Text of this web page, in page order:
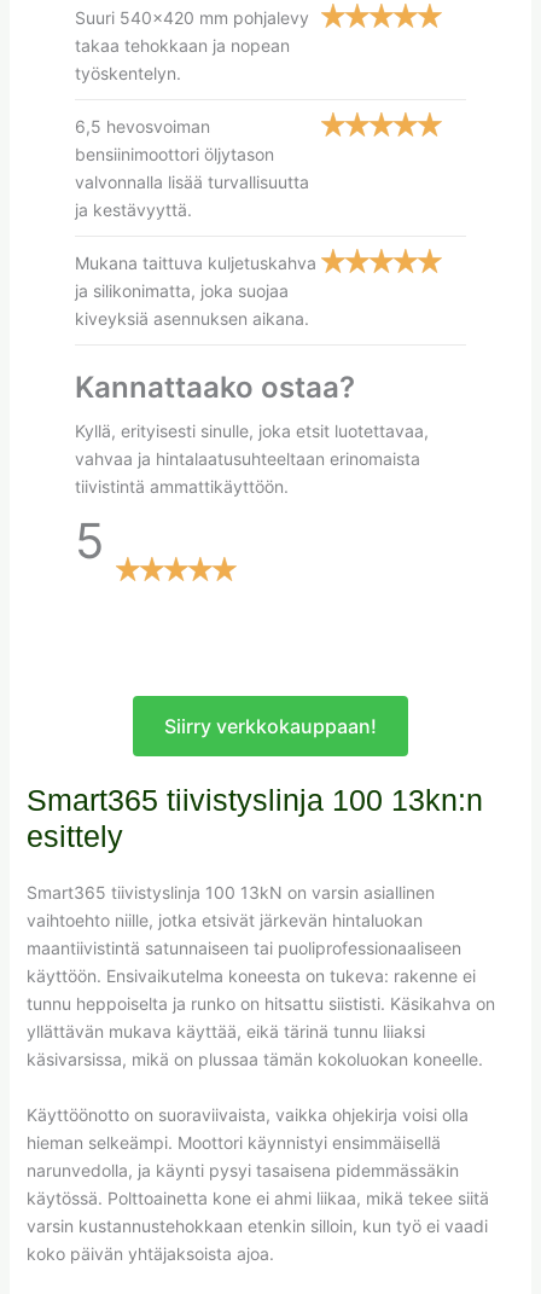
Suuri 540×420 mm pohjalevy
takaa tehokkaan ja nopean
työskentelyn.
6,5 hevosvoiman
bensiinimoottori öljytason
valvonnalla lisää turvallisuutta
ja kestävyyttä.
Mukana taittuva kuljetuskahva
ja silikonimatta, joka suojaa
kiveyksiä asennuksen aikana.
Kannattaako ostaa?
Kyllä, erityisesti sinulle, joka etsit luotettavaa,
vahvaa ja hintalaatusuhteeltaan erinomaista
tiivistintä ammattikäyttöön.
5
Siirry verkkokauppaan!
Smart365 tiivistyslinja 100 13kn:n
esittely
Smart365 tiivistyslinja 100 13kN on varsin asiallinen
vaihtoehto niille, jotka etsivät järkevän hintaluokan
maantiivistintä satunnaiseen tai puoliprofessionaaliseen
käyttöön. Ensivaikutelma koneesta on tukeva: rakenne ei
tunnu heppoiselta ja runko on hitsattu siististi. Käsikahva on
yllättävän mukava käyttää, eikä tärinä tunnu liiaksi
käsivarsissa, mikä on plussaa tämän kokoluokan koneelle.
Käyttöönotto on suoraviivaista, vaikka ohjekirja voisi olla
hieman selkeämpi. Moottori käynnistyi ensimmäisellä
narunvedolla, ja käynti pysyi tasaisena pidemmässäkin
käytössä. Polttoainetta kone ei ahmi liikaa, mikä tekee siitä
varsin kustannustehokkaan etenkin silloin, kun työ ei vaadi
koko päivän yhtäjaksoista ajoa.